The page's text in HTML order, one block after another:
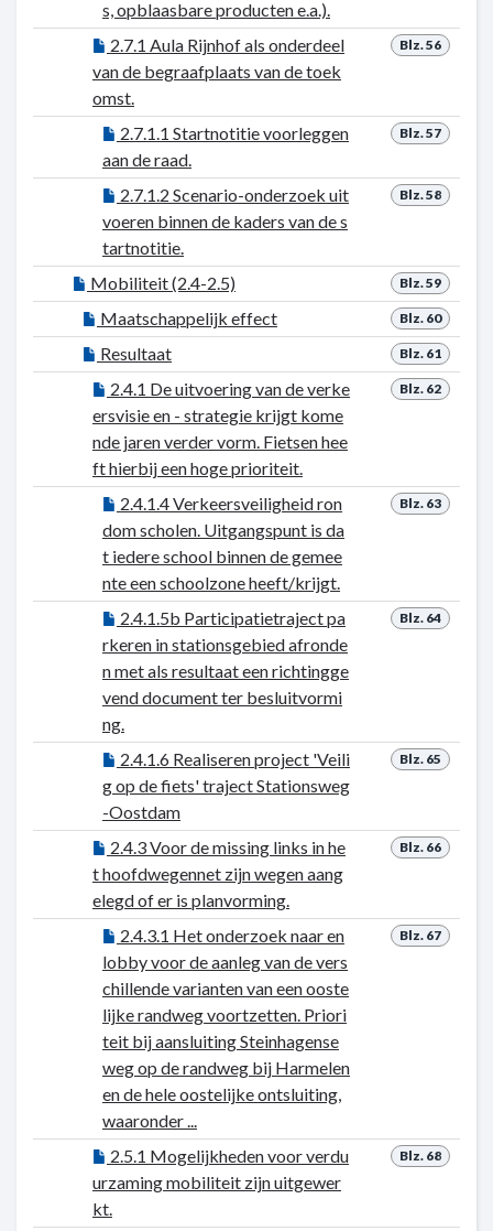
s, opblaasbare producten e.a.).
Blz. 56
2.7.1 Aula Rijnhof als onderdeel
van de begraafplaats van de toek
omst.
Blz. 57
2.7.1.1 Startnotitie voorleggen
aan de raad.
Blz. 58
2.7.1.2 Scenario-onderzoek uit
voeren binnen de kaders van de s
tartnotitie.
Blz. 59
Mobiliteit (2.4-2.5)
Blz. 60
Maatschappelijk effect
Blz. 61
Resultaat
Blz. 62
2.4.1 De uitvoering van de verke
ersvisie en - strategie krijgt kome
nde jaren verder vorm. Fietsen hee
ft hierbij een hoge prioriteit.
Blz. 63
2.4.1.4 Verkeersveiligheid ron
dom scholen. Uitgangspunt is da
t iedere school binnen de gemee
nte een schoolzone heeft/krijgt.
Blz. 64
2.4.1.5b Participatietraject pa
rkeren in stationsgebied afronde
n met als resultaat een richtingge
vend document ter besluitvormi
ng.
Blz. 65
2.4.1.6 Realiseren project 'Veili
g op de fiets' traject Stationsweg
-Oostdam
Blz. 66
2.4.3 Voor de missing links in he
t hoofdwegennet zijn wegen aang
elegd of er is planvorming.
Blz. 67
2.4.3.1 Het onderzoek naar en
lobby voor de aanleg van de vers
chillende varianten van een ooste
lijke randweg voortzetten. Priori
teit bij aansluiting Steinhagense
weg op de randweg bij Harmelen
en de hele oostelijke ontsluiting,
waaronder ...
Blz. 68
2.5.1 Mogelijkheden voor verdu
urzaming mobiliteit zijn uitgewer
kt.